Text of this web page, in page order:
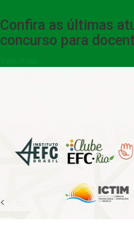
Confira as últimas
concurso para
<